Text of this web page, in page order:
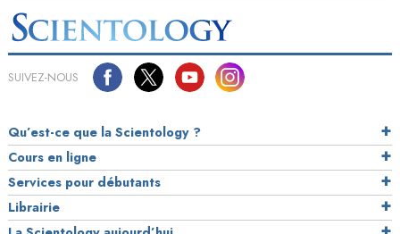
SUIVEZ-NOUS
Qu’est-ce que la Scientology ?
Cours en ligne
Services pour débutants
Librairie